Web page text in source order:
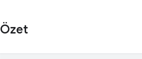
Özet